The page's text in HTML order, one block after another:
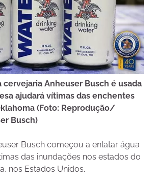
cervejaria Anheuser Busch é usada
ajudará vítimas das enchentes
(Foto: Reprodução/
Busch)
Busch começou a enlatar água
das inundações nos estados do
nos Estados Unidos.